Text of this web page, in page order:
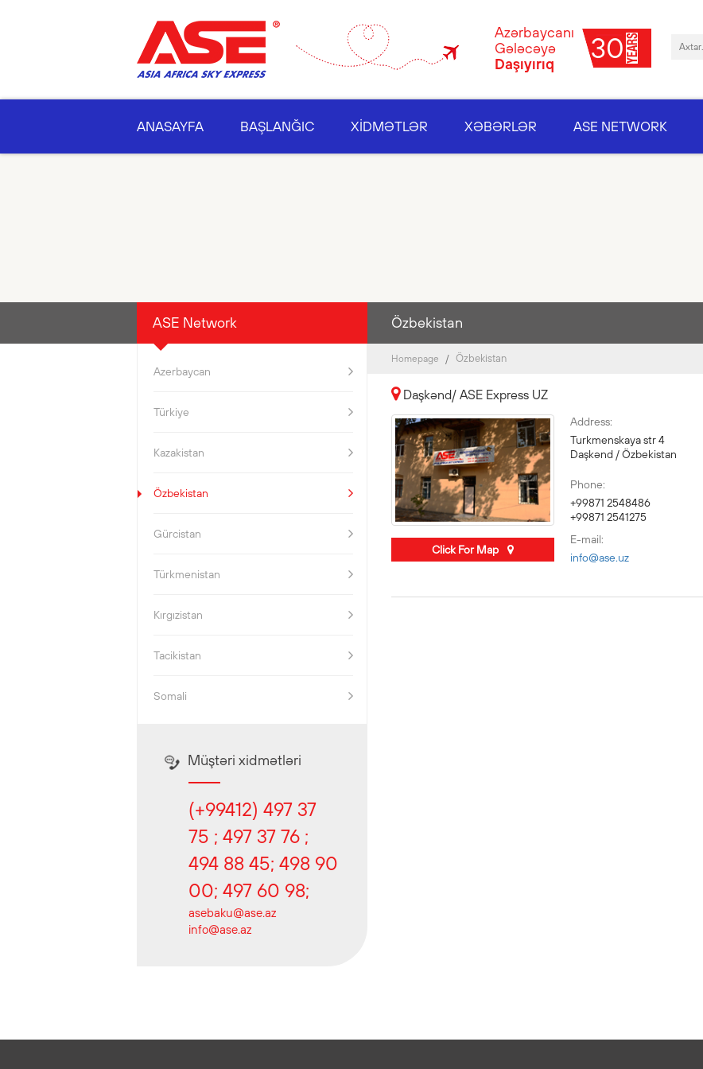
Azərbaycanı
Gələcəyə
Daşıyırıq
30
ANASAYFA BAŞLANĞIC XİDMƏTLƏR XƏBƏRLƏR ASE NETWORK
Özbekistan
ASE Network
Azerbaycan
Türkiye
Kazakistan
Özbekistan
Gürcistan
Türkmenistan
Kırgızistan
Tacikistan
Somali
Müştəri xidmətləri
(+99412) 497 37
75 ; 497 37 76 ;
494 88 45; 498 90
00; 497 60 98;
asebaku@ase.az
info@ase.az
Homepage Özbekistan
Daşkənd/ ASE Express UZ
Click For Map
Address:
Turkmenskaya str 4
Daşkənd / Özbekistan
Phone:
+99871 2548486
+99871 2541275
E-mail:
info@ase.uz